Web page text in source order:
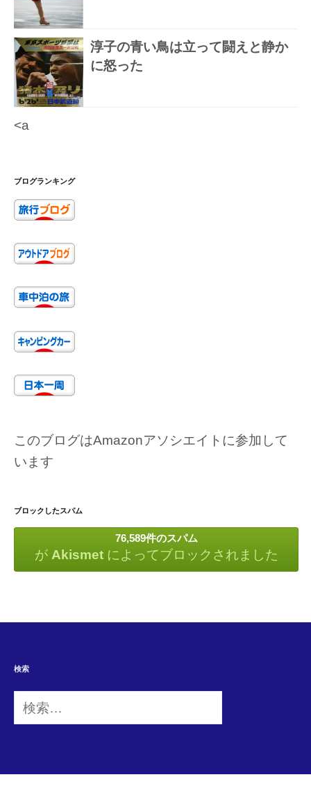
淳子の青い鳥は立って闘えと静か
に怒った
<a
ブログランキング
このブログはAmazonアソシエイトに参加して
います
ブロックしたスパム
76,589件のスパム
が Akismetによってブロックされました
検索
検
索: